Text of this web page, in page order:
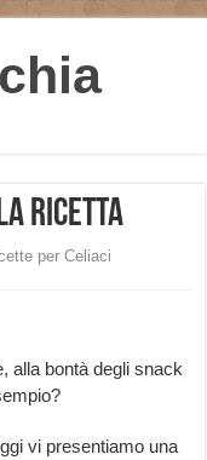
Ricetta
per Celiaci
alla bontà degli snack
vi presentiamo una